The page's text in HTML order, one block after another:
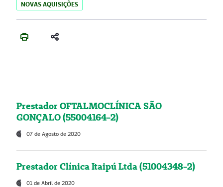
NOVAS AQUISIÇÕES
Prestador OFTALMOCLÍNICA SÃO
GONÇALO (55004164-2)
07 de Agosto de 2020
Prestador Clínica Itaipú Ltda (51004348-2)
01 de Abril de 2020